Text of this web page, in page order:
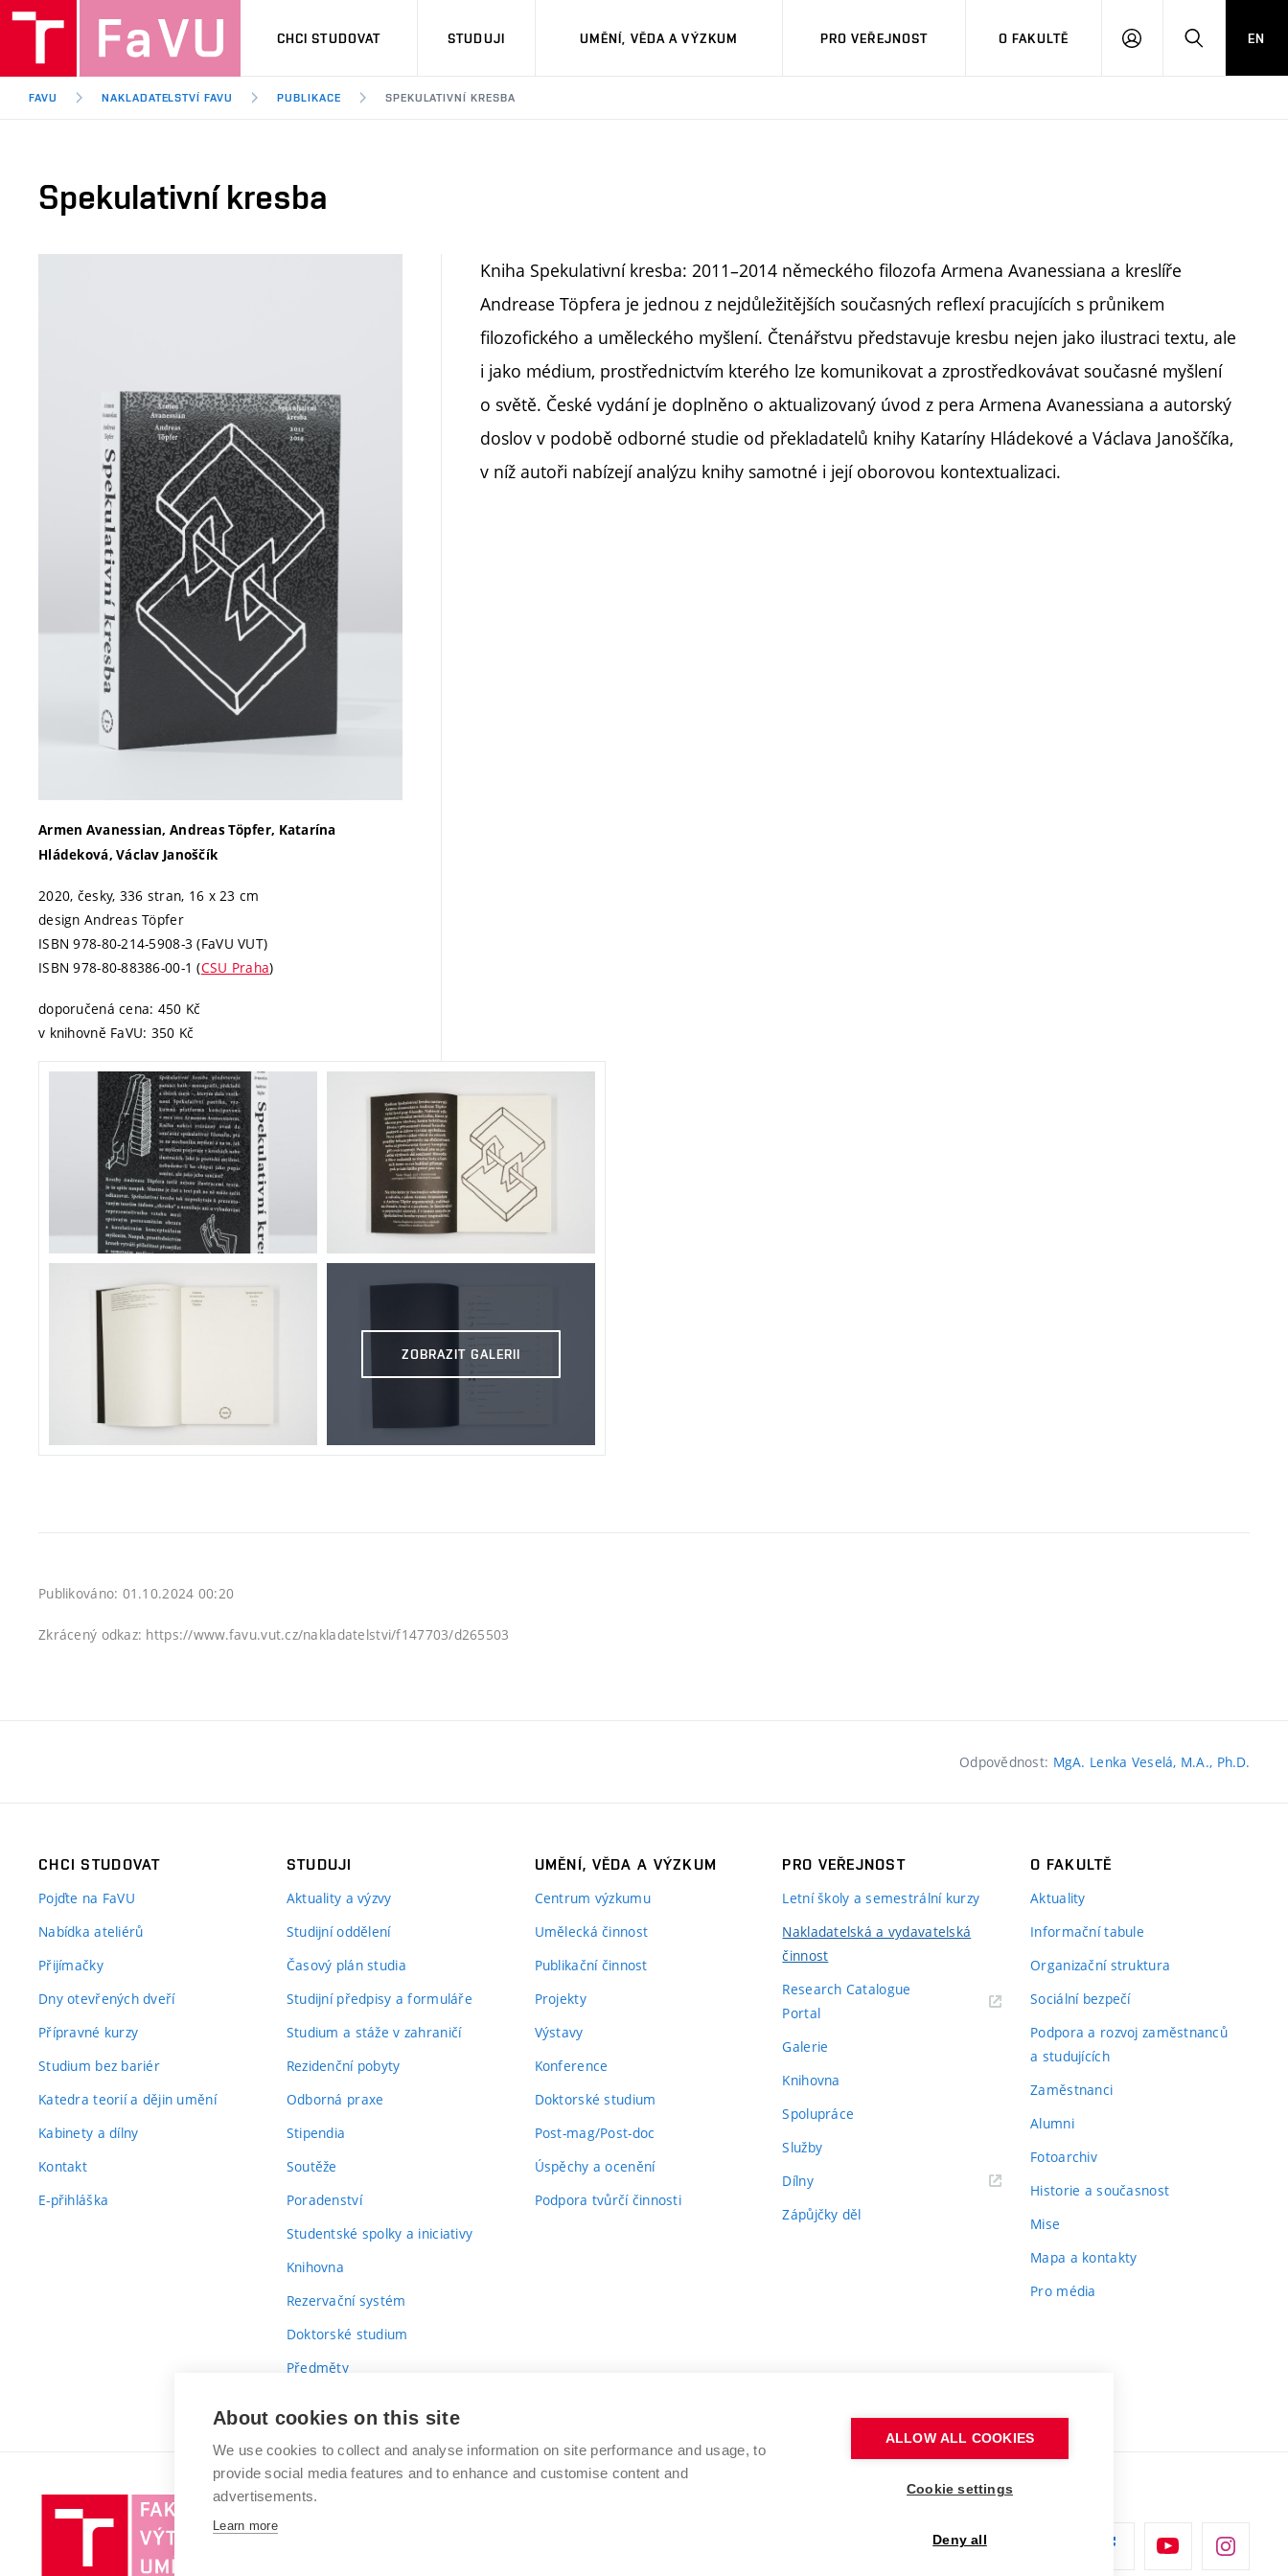
CHCI STUDOVAT STUDUJI UMĚNÍ, VĚDA A VÝZKUM PRO VEŘEJNOST O FAKULTĚ
PŘIHLÁSITHLEDAT
EN
FAVU NAKLADATELSTVÍ FAVU PUBLIKACE SPEKULATIVNÍ KRESBA
Spekulativní kresba
Kniha Spekulativní kresba: 2011–2014 německého filozofa Armena Avanessiana a kreslíře
Andrease Töpfera je jednou z nejdůležitějších současných reflexí pracujících s průnikem
filozofického a uměleckého myšlení. Čtenářstvu představuje kresbu nejen jako ilustraci textu, ale
i jako médium, prostřednictvím kterého lze komunikovat a zprostředkovávat současné myšlení
o světě. České vydání je doplněno o aktualizovaný úvod z pera Armena Avanessiana a autorský
doslov v podobě odborné studie od překladatelů knihy Kataríny Hládekové a Václava Janoščíka,
v níž autoři nabízejí analýzu knihy samotné i její oborovou kontextualizaci.
Armen Avanessian, Andreas Töpfer, Katarína
Hládeková, Václav Janoščík
2020, česky, 336 stran, 16 x 23 cm
design Andreas Töpfer
ISBN 978-80-214-5908-3 (FaVU VUT)
ISBN 978-80-88386-00-1 (CSU Praha)
doporučená cena: 450 Kč
v knihovně FaVU: 350 Kč
ZOBRAZIT GALERII
Publikováno: 01.10.2024 00:20
Zkrácený odkaz: https://www.favu.vut.cz/nakladatelstvi/f147703/d265503
Odpovědnost: MgA. Lenka Veselá, M.A., Ph.D.
CHCI STUDOVAT
Pojďte na FaVU
Nabídka ateliérů
Přijímačky
Dny otevřených dveří
Přípravné kurzy
Studium bez bariér
Katedra teorií a dějin umění
Kabinety a dílny
Kontakt
E-přihláška
STUDUJI
Aktuality a výzvy
Studijní oddělení
Časový plán studia
Studijní předpisy a formuláře
Studium a stáže v zahraničí
Rezidenční pobyty
Odborná praxe
Stipendia
Soutěže
Poradenství
Studentské spolky a iniciativy
Knihovna
Rezervační systém
Doktorské studium
Předměty
UMĚNÍ, VĚDA A VÝZKUM
Centrum výzkumu
Umělecká činnost
Publikační činnost
Projekty
Výstavy
Konference
Doktorské studium
Post-mag/Post-doc
Úspěchy a ocenění
Podpora tvůrčí činnosti
PRO VEŘEJNOST
Letní školy a semestrální kurzy
Nakladatelská a vydavatelská
činnost
Research Catalogue
Portal
Galerie
Knihovna
Spolupráce
Služby
Dílny
Zápůjčky děl
O FAKULTĚ
Aktuality
Informační tabule
Organizační struktura
Sociální bezpečí
Podpora a rozvoj zaměstnanců
a studujících
Zaměstnanci
Alumni
Fotoarchiv
Historie a současnost
Mise
Mapa a kontakty
Pro média
Vysoké
About cookies on this site
We use cookies to collect and analyse information on site performance and usage, to
provide social media features and to enhance and customise content and
advertisements.
Learn more
ALLOW ALL COOKIES
Cookie settings
Deny all